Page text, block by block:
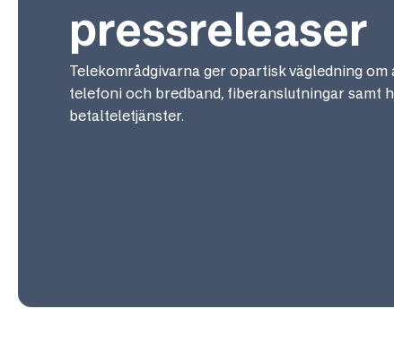
pressreleaser
Telekområdgivarna ger opartisk vägledning om
telefoni och bredband, fiberanslutningar samt
betalteletjänster.